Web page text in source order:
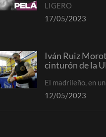
LIGERO
17/05/2023
Iván Ruiz
cinturón de la
El madrileño, en
12/05/2023